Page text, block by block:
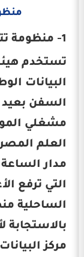
1- منظومة تتبع السفن بعيد المدى (LRIT)
تستخدم
البيانات
مشغلي
العلم
مدار
التي ترفع
الساحلية